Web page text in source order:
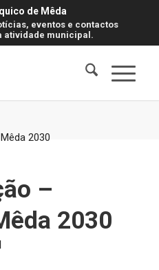
de Mêda
eventos e contactos
atividade municipal.
2030
–
2030